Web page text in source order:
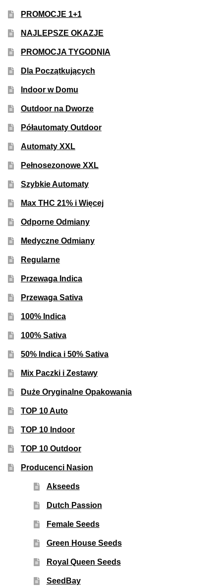
PROMOCJE 1+1
NAJLEPSZE OKAZJE
PROMOCJA TYGODNIA
Dla Początkujących
Indoor w Domu
Outdoor na Dworze
Półautomaty Outdoor
Automaty XXL
Pełnosezonowe XXL
Szybkie Automaty
Max THC 21% i Więcej
Odporne Odmiany
Medyczne Odmiany
Regularne
Przewaga Indica
Przewaga Sativa
100% Indica
100% Sativa
50% Indica i 50% Sativa
Mix Paczki i Zestawy
Duże Oryginalne Opakowania
TOP 10 Auto
TOP 10 Indoor
TOP 10 Outdoor
Producenci Nasion
Akseeds
Dutch Passion
Female Seeds
Green House Seeds
Royal Queen Seeds
SeedBay